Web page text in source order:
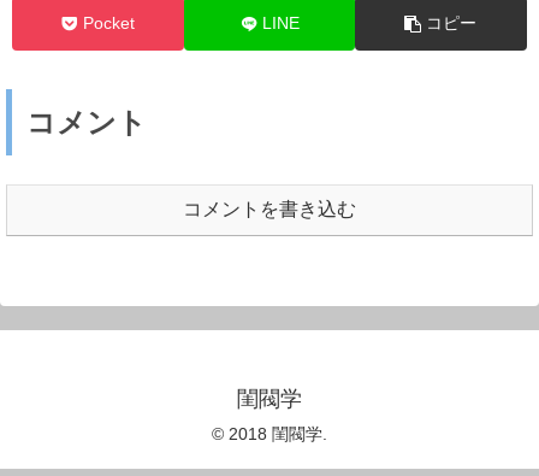
Pocket LINE コピー
コメント
コメントを書き込む
閨閥学
© 2018 閨閥学.